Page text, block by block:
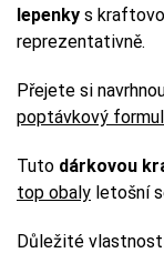
lepenky s
reprezentativně.
Přejete si
poptávkový
Tuto dárkovou
top obaly letošní
Důležité